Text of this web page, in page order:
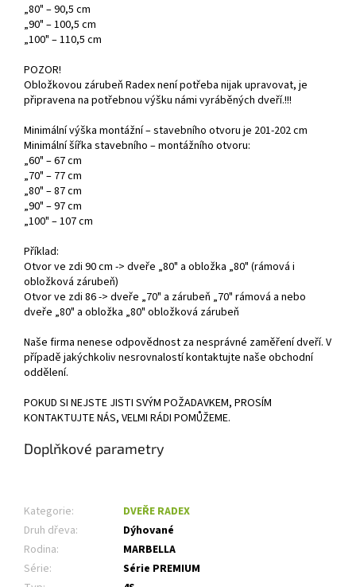
„80" – 90,5 cm
„90" – 100,5 cm
„100" – 110,5 cm
POZOR!
Obložkovou zárubeň Radex není potřeba nijak upravovat, je
připravena na potřebnou výšku námi vyráběných dveří.!!!
Minimální výška montážní – stavebního otvoru je 201-202 cm
Minimální šířka stavebního – montážního otvoru:
„60" – 67 cm
„70" – 77 cm
„80" – 87 cm
„90" – 97 cm
„100" – 107 cm
Příklad:
Otvor ve zdi 90 cm -> dveře „80" a obložka „80" (rámová i
obložková zárubeň)
Otvor ve zdi 86 -> dveře „70" a zárubeň „70" rámová a nebo
dveře „80" a obložka „80" obložková zárubeň
Naše firma nenese odpovědnost za nesprávné zaměření dveří. V
případě jakýchkoliv nesrovnalostí kontaktujte naše obchodní
oddělení.
POKUD SI NEJSTE JISTI SVÝM POŽADAVKEM, PROSÍM
KONTAKTUJTE NÁS, VELMI RÁDI POMŮŽEME.
Doplňkové parametry
Kategorie:
DVEŘE RADEX
Druh dřeva:
Dýhované
Rodina:
MARBELLA
Série:
Série PREMIUM